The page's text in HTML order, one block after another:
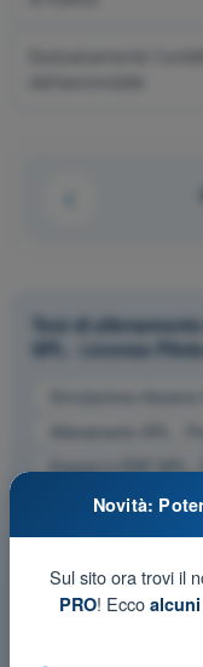
Test di
SPL - Licenza
Simulazione
Allenamento SPL -
Esame in PDF SPL
Novità:
Sul sito ora trovi il
PRO! Ecco